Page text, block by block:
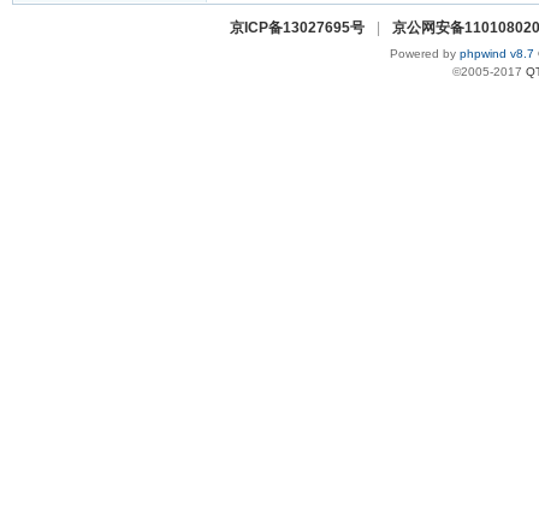
京ICP备13027695号 京公网安备
Powered by phpwind v8.7
©2005-2017